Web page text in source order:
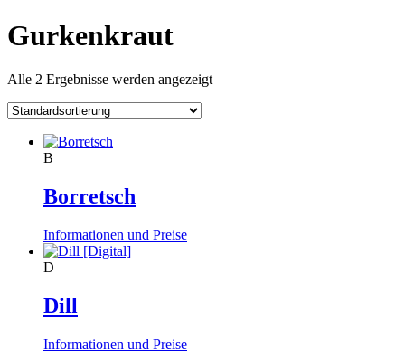
Gurkenkraut
Alle 2 Ergebnisse werden angezeigt
B
Borretsch
Informationen und Preise
D
Dill
Informationen und Preise